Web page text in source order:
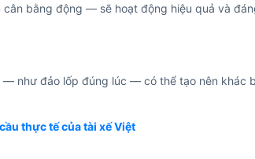
bằng động — sẽ hoạt động hiệu quả và
— như đảo lốp đúng lúc — có thể tạo nên khác
thực tế của tài xế Việt